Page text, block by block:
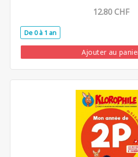
12.80 CHF
De 0 à 1 an
Ajouter au